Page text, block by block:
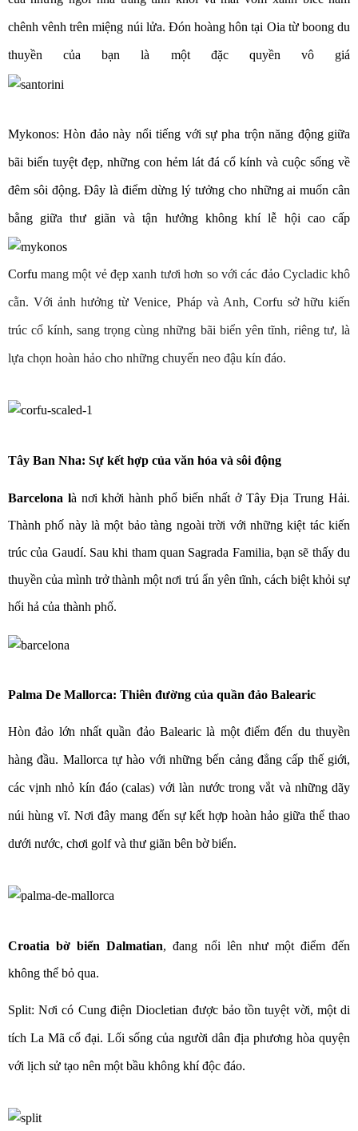
chênh vênh trên miệng núi lửa. Đón hoàng hôn tại Oia từ boong du
thuyền của bạn là một đặc quyền vô giá
Mykonos: Hòn đảo này nổi tiếng với sự pha trộn năng động giữa
bãi biển tuyệt đẹp, những con hẻm lát đá cổ kính và cuộc sống về
đêm sôi động. Đây là điểm dừng lý tưởng cho những ai muốn cân
bằng giữa thư giãn và tận hưởng không khí lễ hội cao cấp
Corfumang một vẻ đẹp xanh tươi hơn so với các đảo Cycladic khô
cằn. Với ảnh hưởng từ Venice, Pháp và Anh, Corfu sở hữu kiến
trúc cổ kính, sang trọng cùng những bãi biển yên tĩnh, riêng tư, là
lựa chọn hoàn hảo cho những chuyến neo đậu kín đáo.
Tây Ban Nha: Sự kết hợp của văn hóa và sôi động
Barcelona là nơi khởi hành phổ biến nhất ở Tây Địa Trung Hải.
Thành phố này là một bảo tàng ngoài trời với những kiệt tác kiến
trúc của Gaudí. Sau khi tham quan Sagrada Familia, bạn sẽ thấy du
thuyền của mình trở thành một nơi trú ẩn yên tĩnh, cách biệt khỏi sự
hối hả của thành phố.
Palma De Mallorca: Thiên đường của quần đảo Balearic
Hòn đảo lớn nhất quần đảo Balearic là một điểm đến du thuyền
hàng đầu. Mallorca tự hào với những bến cảng đẳng cấp thế giới,
các vịnh nhỏ kín đáo (calas) với làn nước trong vắt và những dãy
núi hùng vĩ. Nơi đây mang đến sự kết hợp hoàn hảo giữa thể thao
dưới nước, chơi golf và thư giãn bên bờ biển.
Croatia bờ biển Dalmatian, đang nổi lên như một điểm đến
không thể bỏ qua.
Split:Nơi có Cung điện Diocletian được bảo tồn tuyệt vời, một di
tích La Mã cổ đại. Lối sống của người dân địa phương hòa quyện
với lịch sử tạo nên một bầu không khí độc đáo.